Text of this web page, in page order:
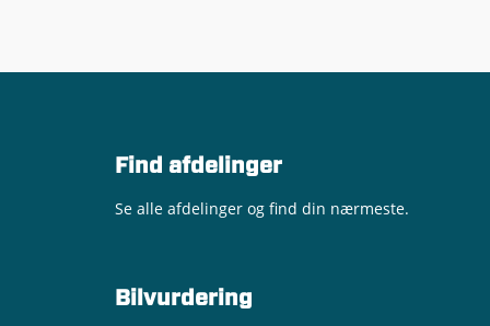
Find afdelinger
Se alle afdelinger og find din nærmeste.
Bilvurdering